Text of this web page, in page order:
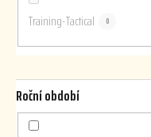
Training-Tactical 0
Roční období